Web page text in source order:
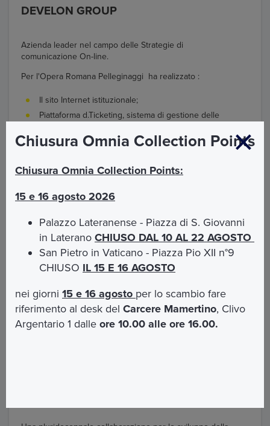
DEVELON GROUP
Azienda leader nel campo delle Strategie di
comunicazione On-line.
Per l'Opera Romana Pelleginaggi ha realizzato :
Il sito Internet istituzionale;
Piattaforma d.Ticketing, sistema di gestione delle
Il sito internet per la vendita on line dei Servizi Vatican &
L'App Omnia Vatican & Rome per la vendita via mobile
Chiusura Omnia Collection Points
Chiusura Omnia Collection Points:
15 e 16 agosto 2026
Palazzo Lateranense - Piazza di S. Giovanni
in LateranoCHIUSO DAL 10 AL 22 AGOSTO
San Pietro in Vaticano - Piazza Pio XII n°9
CHIUSO IL 15 E 16 AGOSTO
nei giorni15 e 16 agosto per lo scambio fare
riferimento al desk delCarcere Mamertino, Clivo
Argentario 1 dalleore 10.00 alle ore 16.00.